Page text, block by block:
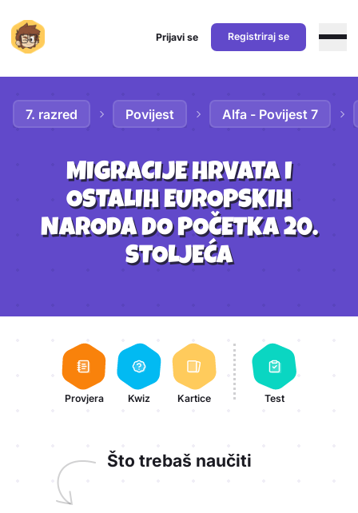
Prijavi se Registriraj se
7. razred Povijest Alfa - Povijest 7
MIGRACIJE HRVATA I
OSTALIH EUROPSKIH
NARODA DO POČETKA 20.
STOLJEĆA
Aktivnosti lekcije
Provjera Kwiz Kartice Test
Što trebaš naučiti